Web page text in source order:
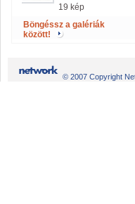
19 kép
Böngéssz a galériák
között!
© 2007 Copyright